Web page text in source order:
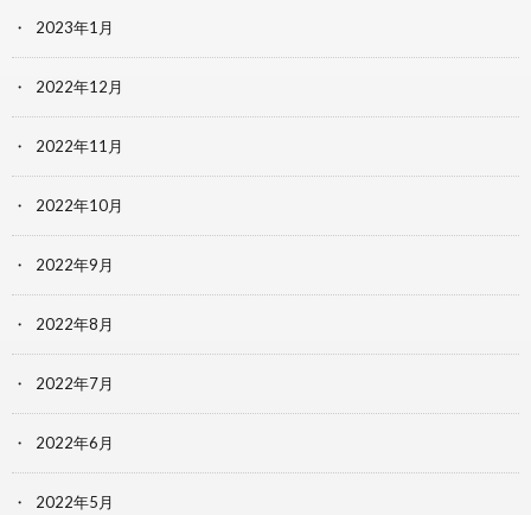
2023年1月
2022年12月
2022年11月
2022年10月
2022年9月
2022年8月
2022年7月
2022年6月
2022年5月